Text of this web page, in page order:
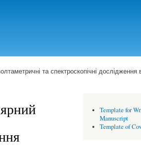
та спектроскопічні дослідження
Template for
Manuscript
Template of